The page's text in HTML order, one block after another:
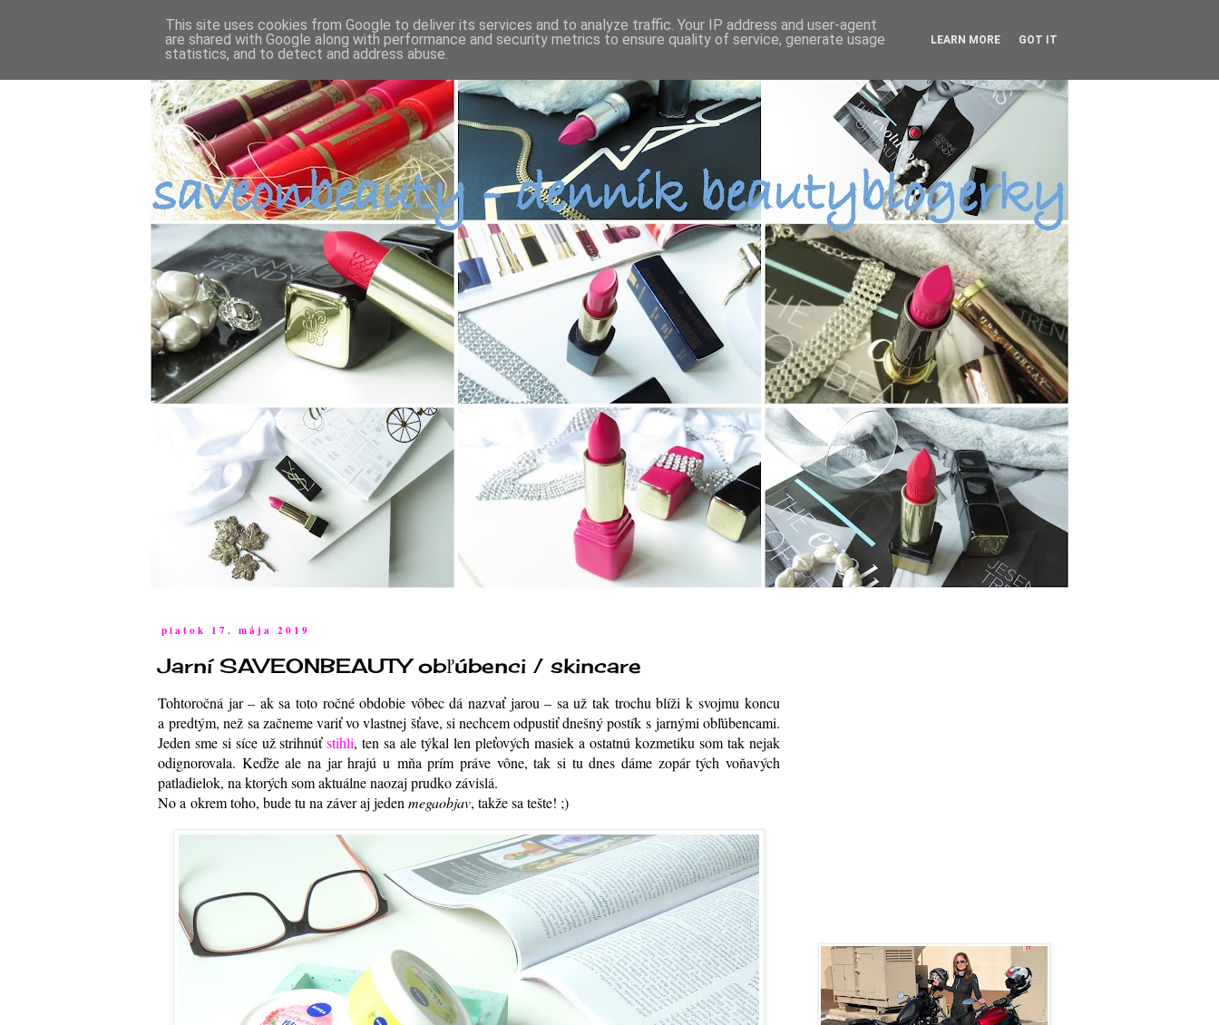
piatok 17. mája 2019
Jarní SAVEONBEAUTY obľúbenci / skincare
Tohtoročná jar – ak sa toto ročné obdobie vôbec dá nazvať jarou – sa už tak trochu blíži k svojmu koncu
a predtým, než sa začneme variť vo vlastnej šťave, si nechcem odpustiť dnešný postík s jarnými obľúbencami.
Jeden sme si síce už strihnúťstihli, ten sa ale týkal len pleťových masiek a ostatnú kozmetiku som tak nejak
odignorovala. Keďže ale na jar hrajú u mňa prím práve vône, tak si tu dnes dáme zopár tých voňavých
patladielok, na ktorých som aktuálne naozaj prudko závislá.
No a okrem toho, bude tu na záver aj jeden megaobjav, takže sa tešte! ;)
This site uses cookies from Google to deliver its services and to analyze traffic. Your IP address and user-agent
are shared with Google along with performance and security metrics to ensure quality of service, generate usage
statistics, and to detect and address abuse.
LEARN MORE GOT IT